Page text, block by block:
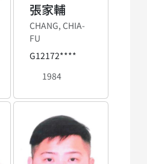
張家輔
CHANG, CHIA-
FU
G12172****
1984